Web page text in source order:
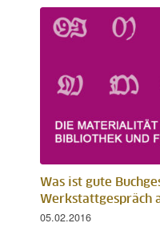
Was ist gute
Werkstattgespräch
05.02.2016